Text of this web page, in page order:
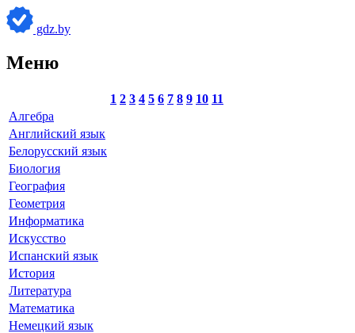
gdz.by
Меню
1 2 3 4 5 6 7 8 9 10 11
Алгебра
Английский язык
Белорусский язык
Биология
География
Геометрия
Информатика
Искусство
Испанский язык
История
Литература
Математика
Немецкий язык